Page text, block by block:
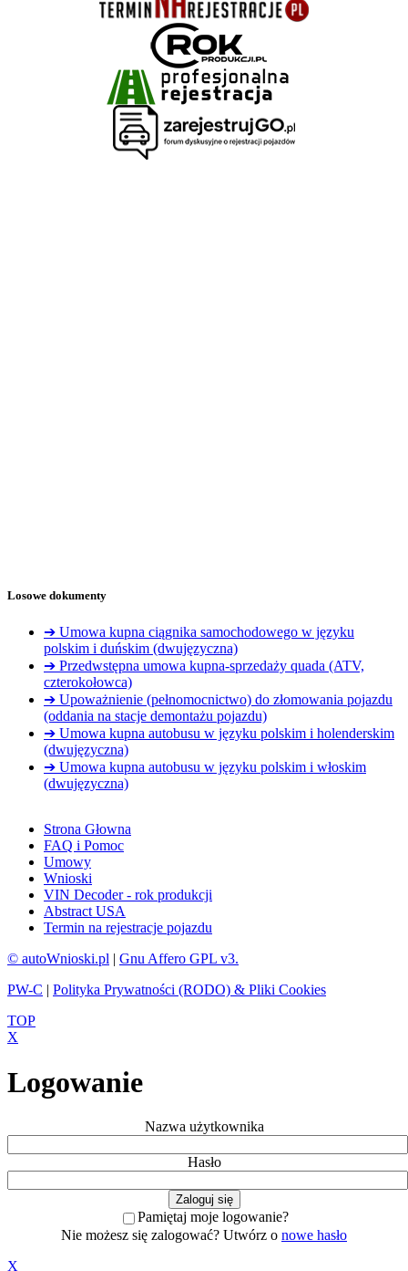
Losowe dokumenty
➔ Umowa kupna ciągnika samochodowego w języku
polskim i duńskim (dwujęzyczna)
➔ Przedwstępna umowa kupna-sprzedaży quada (ATV,
czterokołowca)
➔ Upoważnienie (pełnomocnictwo) do złomowania pojazdu
(oddania na stacje demontażu pojazdu)
➔ Umowa kupna autobusu w języku polskim i holenderskim
(dwujęzyczna)
➔ Umowa kupna autobusu w języku polskim i włoskim
(dwujęzyczna)
Strona Głowna
FAQ i Pomoc
Umowy
Wnioski
VIN Decoder - rok produkcji
Abstract USA
Termin na rejestracje pojazdu
© autoWnioski.pl | Gnu Affero GPL v3.
PW-C | Polityka Prywatności (RODO) & Pliki Cookies
TOP
X
Logowanie
Nazwa użytkownika
Hasło
Pamiętaj moje logowanie?
Nie możesz się zalogować? Utwórz o nowe hasło
X